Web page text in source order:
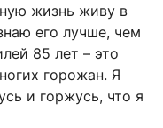
жизнь живу в
его лучше, чем
85 лет – это
горожан. Я
и горжусь, что я